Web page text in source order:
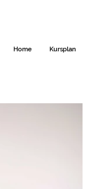
Home Kursplan